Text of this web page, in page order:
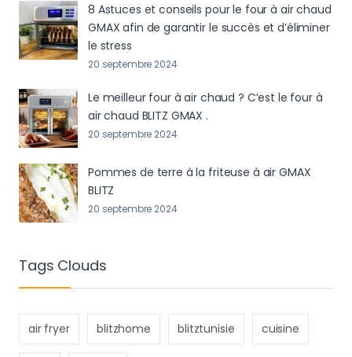
8 Astuces et conseils pour le four à air chaud
GMAX afin de garantir le succès et d’éliminer
le stress
20 septembre 2024
Le meilleur four à air chaud ? C’est le four à
air chaud BLITZ GMAX .
20 septembre 2024
Pommes de terre à la friteuse à air GMAX
BLITZ
20 septembre 2024
Tags Clouds
air fryer blitzhome blitztunisie cuisine